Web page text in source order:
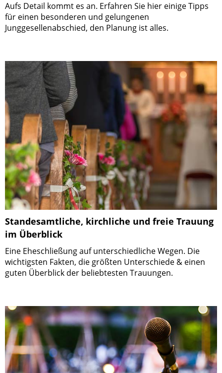
Aufs Detail kommt es an. Erfahren Sie hier einige Tipps
für einen besonderen und gelungenen
Junggesellenabschied, den Planung ist alles.
Standesamtliche, kirchliche und freie Trauung
im Überblick
Eine Eheschließung auf unterschiedliche Wegen. Die
wichtigsten Fakten, die größten Unterschiede & einen
guten Überblick der beliebtesten Trauungen.